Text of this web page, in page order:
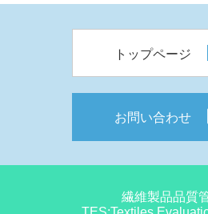
トップページ
お問い合わせ
繊維製品品質